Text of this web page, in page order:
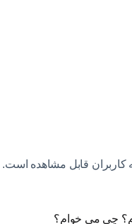
کاربران قابل مشاهده است.